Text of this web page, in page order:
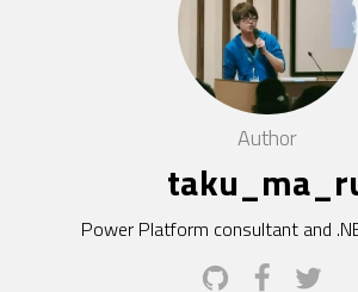
Author
Power Platform consultant and